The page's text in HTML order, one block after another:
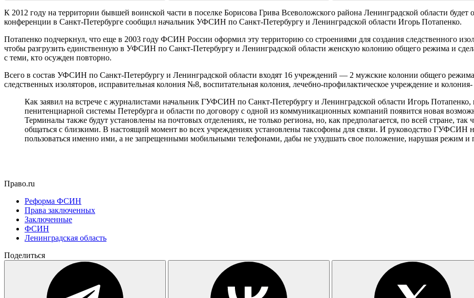
К 2012 году на территории бывшей воинской части в поселке Борисова Грива Всеволожского района Ленинградской области будет
конференции в Санкт-Петербурге сообщил начальник УФСИН по Санкт-Петербургу и Ленинградской области Игорь Потапенко.
Потапенко подчеркнул, что еще в 2003 году ФСИН России оформил эту территорию со строениями для создания следственного
чтобы разгрузить единственную в УФСИН по Санкт-Петербургу и Ленинградской области женскую колонию общего режима и
с теми, кто осужден повторно.
Всего в состав УФСИН по Санкт-Петербургу и Ленинградской области входят 16 учреждений — 2 мужские колонии общего
следственных изоляторов, исправительная колония №8, воспитательная колония, лечебно-профилактическое учреждение и колония-
Как заявил на встрече с журналистами начальник ГУФСИН по Санкт-Петербургу и Ленинградской области Игорь Потапенко,
пенитенциарной системы Петербурга и области по договору с одной из коммуникационных компаний появится новая
Терминалы также будут установлены на почтовых отделениях, не только региона, но, как предполагается, по всей стране,
общаться с близкими. В настоящий момент во всех учреждениях установлены таксофоны для связи. И руководство ГУФСИН
пользоваться именно ими, а не запрещенными мобильными телефонами, дабы не ухудшать свое положение, нарушая режим и
Право.ru
Реформа ФСИН
Права заключенных
Заключенные
ФСИН
Ленинградская область
Поделиться